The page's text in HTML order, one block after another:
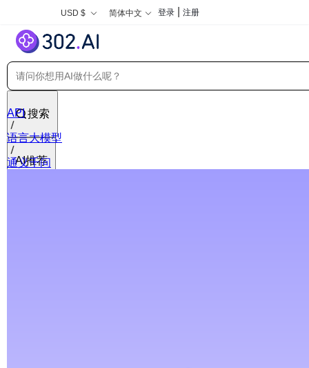
USD $ 简体中文 登录 注册
搜索
AI推荐
API
语言大模型
通义千问